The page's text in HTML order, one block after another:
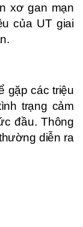
xơ gan mạn
của UT giai
gặp các triệu
trạng cảm
đầu. Thông
diễn ra